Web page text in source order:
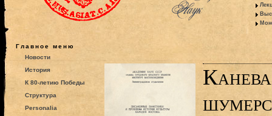
Главное меню
Новости
История
К 80-летию Победы
Структура
Personalia